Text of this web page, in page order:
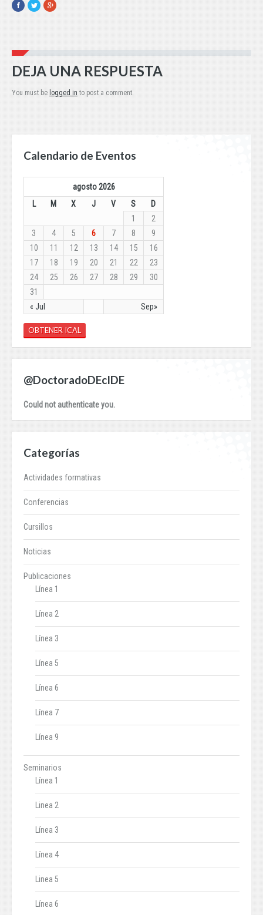
Facebook
TwitterGoogle+
DEJA UNA RESPUESTA
You must be logged in to post a comment.
Calendario de Eventos
agosto 2026
L
M X J V S D
« Jul Sep»
1
2
3
4 5 6 7 8
9
10
11 12 13 14 15
16
17
18 19 20 21 22
23
24
25 26 27 28 29
30
31
OBTENER ICAL
@DoctoradoDEcIDE
Could not authenticate you.
Categorías
Actividades formativas
Conferencias
Cursillos
Noticias
Publicaciones
Línea 1
Línea 2
Línea 3
Línea 5
Línea 6
Línea 7
Línea 9
Seminarios
Línea 1
Linea 2
Línea 3
Línea 4
Linea 5
Línea 6